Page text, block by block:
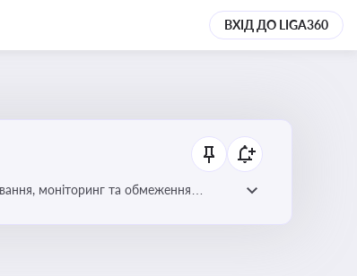
ВХІД ДО LIGA360
моніторинг та обмеження